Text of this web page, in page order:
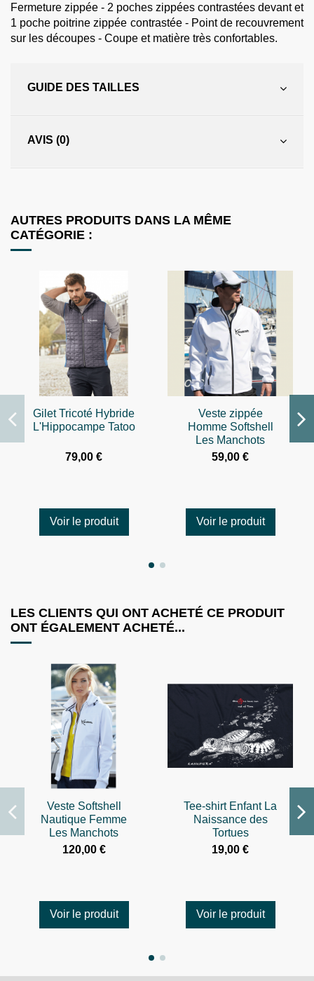
Fermeture zippée - 2 poches zippées contrastées devant et
1 poche poitrine zippée contrastée - Point de recouvrement
sur les découpes - Coupe et matière très confortables.
GUIDE DES TAILLES
AVIS (0)
AUTRES PRODUITS DANS LA MÊME
CATÉGORIE :
Gilet Tricoté Hybride
L'Hippocampe Tatoo
79,00 €
Voir le produit
Veste zippée
Homme Softshell
Les Manchots
Tatoos
59,00 €
Voir le produit
LES CLIENTS QUI ONT ACHETÉ CE PRODUIT
ONT ÉGALEMENT ACHETÉ...
Veste Softshell
Nautique Femme
Les Manchots
Tatoos
120,00 €
Voir le produit
Tee-shirt Enfant La
Naissance des
Tortues
19,00 €
Voir le produit